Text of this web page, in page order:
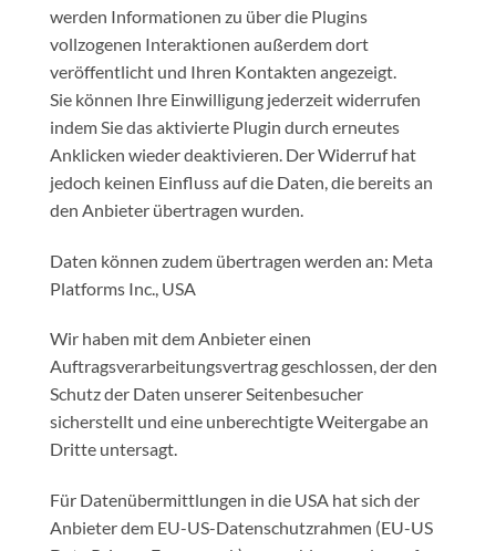
werden Informationen zu über die Plugins
vollzogenen Interaktionen außerdem dort
veröffentlicht und Ihren Kontakten angezeigt.
Sie können Ihre Einwilligung jederzeit widerrufen
indem Sie das aktivierte Plugin durch erneutes
Anklicken wieder deaktivieren. Der Widerruf hat
jedoch keinen Einfluss auf die Daten, die bereits an
den Anbieter übertragen wurden.
Daten können zudem übertragen werden an: Meta
Platforms Inc., USA
Wir haben mit dem Anbieter einen
Auftragsverarbeitungsvertrag geschlossen, der den
Schutz der Daten unserer Seitenbesucher
sicherstellt und eine unberechtigte Weitergabe an
Dritte untersagt.
Für Datenübermittlungen in die USA hat sich der
Anbieter dem EU-US-Datenschutzrahmen (EU-US